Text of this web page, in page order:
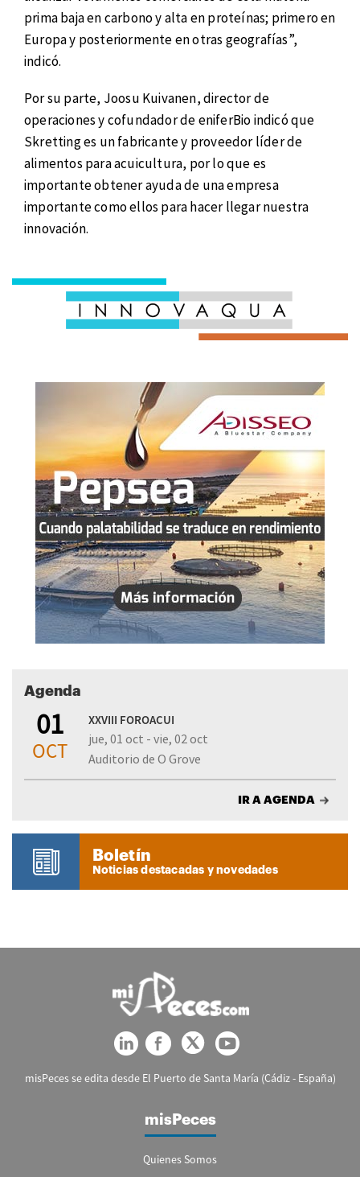
prima baja en carbono y alta en proteínas; primero en
Europa y posteriormente en otras geografías”,
indicó.
Por su parte, Joosu Kuivanen, director de
operaciones y cofundador de eniferBio indicó que
Skretting es un fabricante y proveedor líder de
alimentos para acuicultura, por lo que es
importante obtener ayuda de una empresa
importante como ellos para hacer llegar nuestra
innovación.
Agenda
01
OCT
XXVIII FOROACUI
jue, 01 oct - vie, 02 oct
Auditorio de O Grove
IR A AGENDA
Boletín
Noticias destacadas y novedades
misPeces se edita desde El Puerto de Santa María (Cádiz - España)
misPeces
Quienes Somos